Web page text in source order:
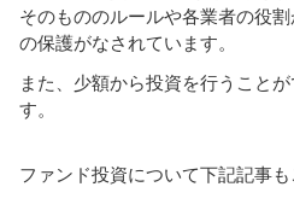
そのもののルールや各業者の役
の保護がなされています。
また、少額から投資を行うこと
す。
ファンド投資について下記記事も